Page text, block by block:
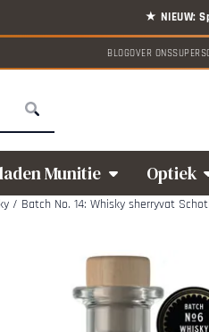
of sta alle cookies toe.
BLOGOVER ONS
Munitie Optiek
/ Batch No. 14: Whisky sherryvat